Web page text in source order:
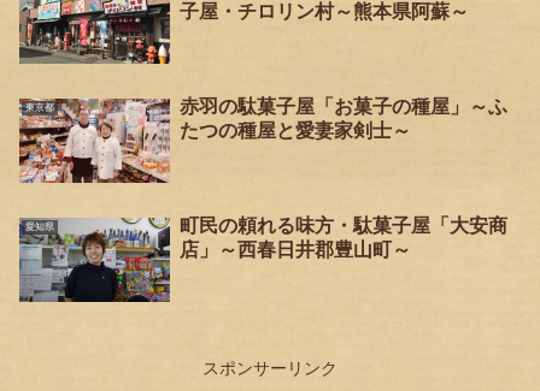
子屋・チロリン村～熊本県阿蘇～
東京都
赤羽の駄菓子屋「お菓子の種屋」～ふ
たつの種屋と愛妻家剣士～
愛知県
町民の頼れる味方・駄菓子屋「大安商
店」～西春日井郡豊山町～
スポンサーリンク